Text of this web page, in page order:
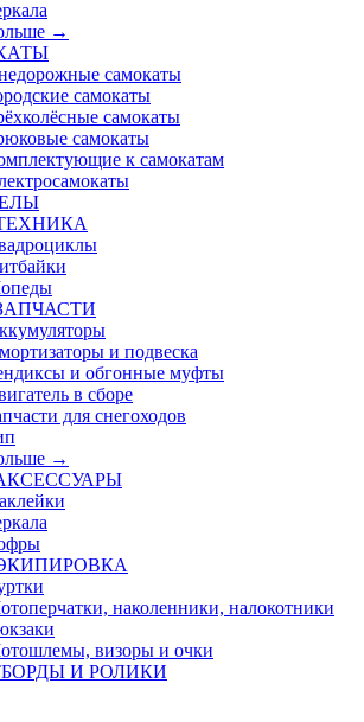
→
самокаты
самокаты
самокаты
самокаты
к самокатам
и подвеска
и обгонные муфты
в сборе
для снегоходов
→
наколенники, налокотники
визоры и очки
И РОЛИКИ